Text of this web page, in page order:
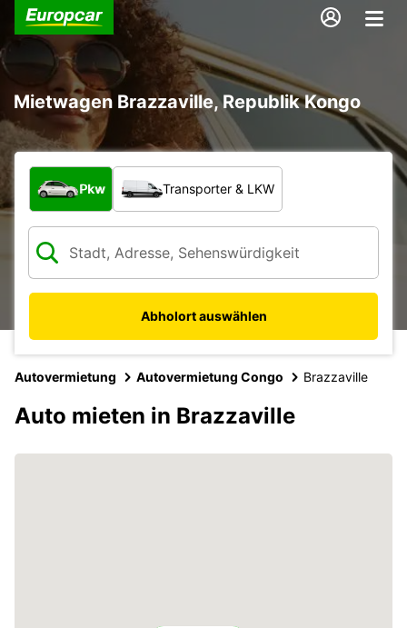
Mietwagen Brazzaville, Republik Kongo
Welche Art von Fahrzeug?
Pkw Transporter & LKW
Abholort auswählen
Autovermietung Autovermietung Congo Brazzaville
Auto mieten in Brazzaville